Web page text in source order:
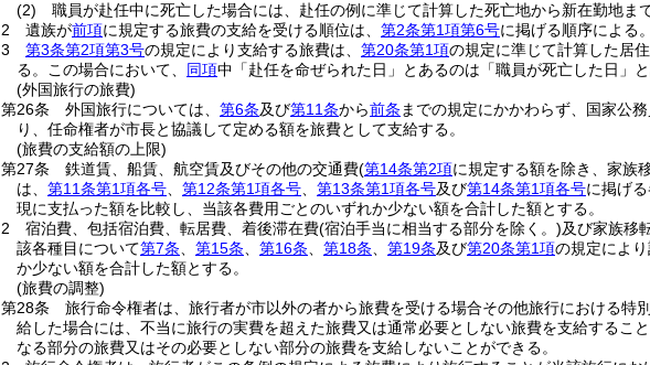
(2)
職員が赴任中に死亡した場合には、赴任の例に準じて計算した死亡地から新在勤地ま
2
遺族が前項に規定する旅費の支給を受ける順位は、 第2条第1項第6号に掲げる順序による。
3
第3条第2項第3号の規定により支給する旅費は、 第20条第1項の規定に準じて計算した居
る。
この場合において、 同項中「赴任を命ぜられた日」とあるのは「職員が死亡した日」
(外国旅行の旅費)
第26条
外国旅行については、 第6条及び第11条から前条 までの規定にかかわらず、国家公
り、任命権者が市長と協議して定める額を旅費として支給する。
(旅費の支給額の上限)
第27条
鉄道賃、船賃、航空賃及びその他の交通費(第14条第2項に規定する額を除き、家族
は、 第11条第1項各号 第12条第1項各号 第13条第1項各号及び第14条第1項各号に掲げ
現に支払った額を比較し、当該各費用ごとのいずれか少ない額を合計した額とする。
2
宿泊費、包括宿泊費、転居費、着後滞在費(宿泊手当に相当する部分を除く。)及び家族移
該各種目について第7条 第15条 第16条 第18条 第19条及び第20条第1項の規定によ
か少ない額を合計した額とする。
(旅費の調整)
第28条
旅行命令権者は、旅行者が市以外の者から旅費を受ける場合その他旅行における
給した場合には、不当に旅行の実費を超えた旅費又は通常必要としない旅費を支給するこ
なる部分の旅費又はその必要としない部分の旅費を支給しないことができる。